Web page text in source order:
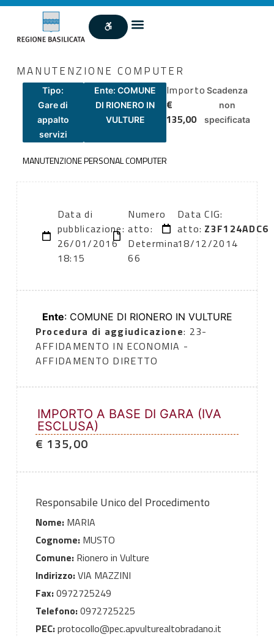
MANUTENZIONE COMPUTER
Tipo:
Gare di
appalto
servizi
Ente: COMUNE
DI RIONERO IN
VULTURE
Importo
€
135,00
Scadenza
non
specificata
MANUTENZIONE PERSONAL COMPUTER
Data di
pubblicazione:
26/01/2016
18:15
Numero
atto:
Determina
66
Data
atto:
18/12/2014
CIG:
Z3F124ADC6
Ente: COMUNE DI RIONERO IN VULTURE
Procedura di aggiudicazione: 23-
AFFIDAMENTO IN ECONOMIA -
AFFIDAMENTO DIRETTO
IMPORTO A BASE DI GARA (IVA
ESCLUSA)
€ 135,00
Responsabile Unico del Procedimento
Nome:MARIA
Cognome:MUSTO
Comune:Rionero in Vulture
Indirizzo:VIA MAZZINI
Fax:0972725249
Telefono:0972725225
PEC:protocollo@pec.apvulturealtobradano.it